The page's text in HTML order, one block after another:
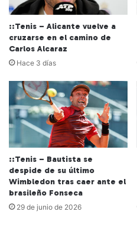
::Tenis – Alicante vuelve a
cruzarse en el camino de
Carlos Alcaraz
Hace 3 días
::Tenis – Bautista se
despide de su último
Wimbledon tras caer ante el
brasileño Fonseca
29 de junio de 2026